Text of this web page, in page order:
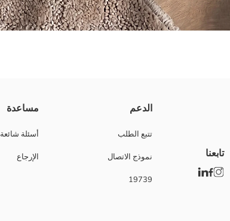
نعل:
نوع الجسد:
الدعم
تتبع الطلب
نموذج الاتصال
19739
مساعدة
أسئلة شائعة
الإرجاع تابعنا